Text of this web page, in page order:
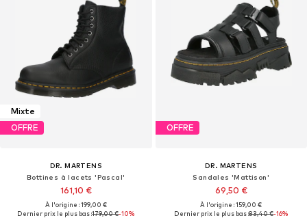
Mixte
OFFRE
DR. MARTENS
Bottines à lacets 'Pascal'
161,10 €
À l'origine : 199,00 €
Dernier prix le plus bas :179,00 €-10%
OFFRE
DR. MARTENS
Sandales 'Mattison'
69,50 €
À l'origine : 159,00 €
Dernier prix le plus bas :83,40 €-16%